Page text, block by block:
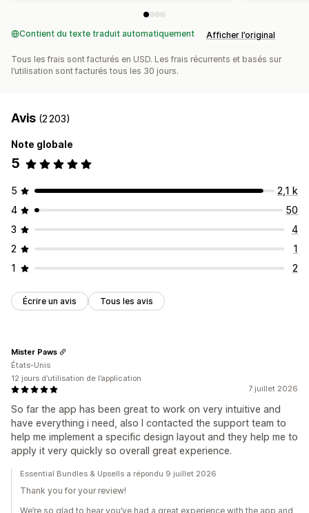
Contient du texte traduit automatiquement Afficher l’original
Tous les frais sont facturés en USD. Les frais récurrents et basés sur
l’utilisation sont facturés tous les 30 jours.
Avis (2 203)
Note globale
5
5
2,1 k
4
50
3
4
2
1
1
2
Écrire un avis Tous les avis
7 juillet 2026
So far the app has been great to work on very intuitive and
have everything i need, also I contacted the support team to
help me implement a specific design layout and they help me to
apply it very quickly so overall great experience.
Mister Paws
États-Unis
12 jours d’utilisation de l’application
Essential Bundles & Upsells a répondu 9 juillet 2026
Thank you for your review!
We’re so glad to hear you’ve had a great experience with the app and